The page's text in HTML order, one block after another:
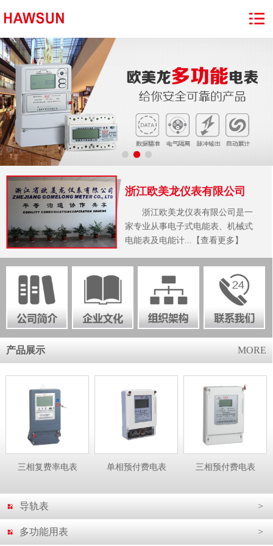
浙江欧美龙仪表有限公司
浙江欧美龙仪表有限公司是一
家专业从事电子式电能表、机械式
电能表及电能计...【查看更多】
产品展示 MORE
三相复费率电表 单相预付费电表 三相预付费电表
导轨表 >
多功能用表 >